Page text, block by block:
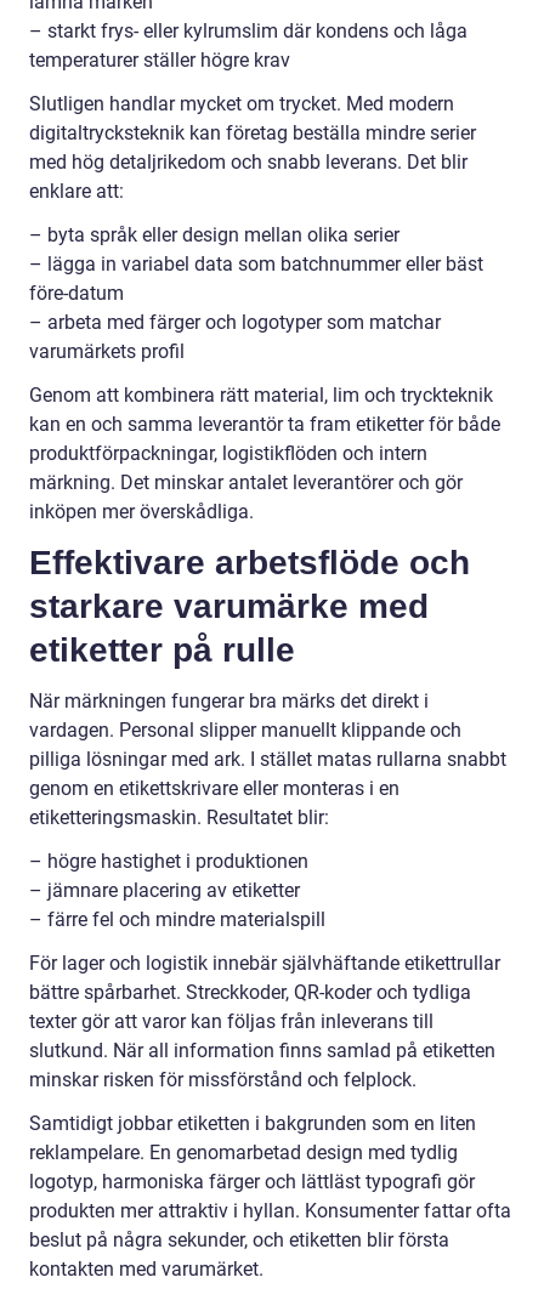
– starkt frys- eller kylrumslim där kondens och låga
temperaturer ställer högre krav
Slutligen handlar mycket om trycket. Med modern
digitaltrycksteknik kan företag beställa mindre serier
med hög detaljrikedom och snabb leverans. Det blir
enklare att:
– byta språk eller design mellan olika serier
– lägga in variabel data som batchnummer eller bäst
före-datum
– arbeta med färger och logotyper som matchar
varumärkets profil
Genom att kombinera rätt material, lim och tryckteknik
kan en och samma leverantör ta fram etiketter för både
produktförpackningar, logistikflöden och intern
märkning. Det minskar antalet leverantörer och gör
inköpen mer överskådliga.
Effektivare arbetsflöde och
starkare varumärke med
etiketter på rulle
När märkningen fungerar bra märks det direkt i
vardagen. Personal slipper manuellt klippande och
pilliga lösningar med ark. I stället matas rullarna snabbt
genom en etikettskrivare eller monteras i en
etiketteringsmaskin. Resultatet blir:
– högre hastighet i produktionen
– jämnare placering av etiketter
– färre fel och mindre materialspill
För lager och logistik innebär självhäftande etikettrullar
bättre spårbarhet. Streckkoder, QR-koder och tydliga
texter gör att varor kan följas från inleverans till
slutkund. När all information finns samlad på etiketten
minskar risken för missförstånd och felplock.
Samtidigt jobbar etiketten i bakgrunden som en liten
reklampelare. En genomarbetad design med tydlig
logotyp, harmoniska färger och lättläst typografi gör
produkten mer attraktiv i hyllan. Konsumenter fattar ofta
beslut på några sekunder, och etiketten blir första
kontakten med varumärket.